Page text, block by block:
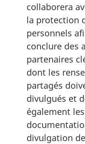
collaborera
la protection
personnels
conclure des
partenaires
dont les
partagés
divulgués et
également
divulgation